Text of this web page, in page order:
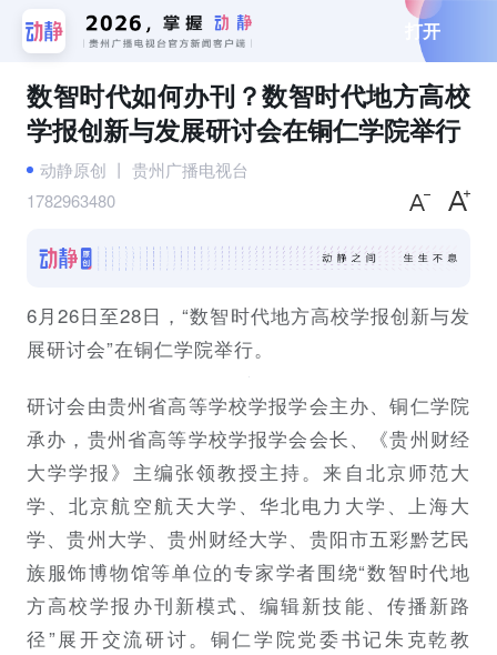
打开
数智时代如何办刊？数智时代地方高校
学报创新与发展研讨会在铜仁学院举行
动静原创 丨 贵州广播电视台
1782963480
6月26日至28日，“数智时代地方高校学报创新与发
展研讨会”在铜仁学院举行。
研讨会由贵州省高等学校学报学会主办、铜仁学院
承办，贵州省高等学校学报学会会长、《贵州财经
大学学报》主编张领教授主持。来自北京师范大
学、北京航空航天大学、华北电力大学、上海大
学、贵州大学、贵州财经大学、贵阳市五彩黔艺民
族服饰博物馆等单位的专家学者围绕“数智时代地
方高校学报办刊新模式、编辑新技能、传播新路
径”展开交流研讨。铜仁学院党委书记朱克乾教